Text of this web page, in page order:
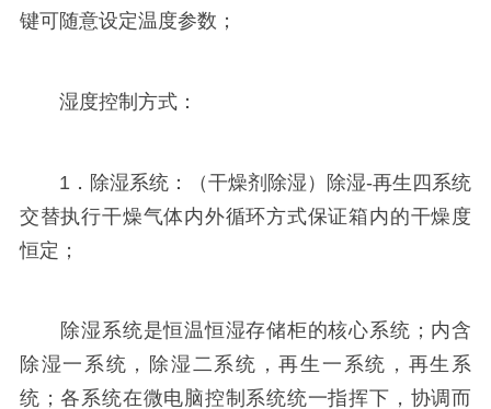
键可随意设定温度参数；
湿度控制方式：
1．除湿系统：（干燥剂除湿）除湿-再生四系统
交替执行干燥气体内外循环方式保证箱内的干燥度
恒定；
除湿系统是恒温恒湿存储柜的核心系统；内含
除湿一系统，除湿二系统，再生一系统，再生系
统；各系统在微电脑控制系统统一指挥下，协调而